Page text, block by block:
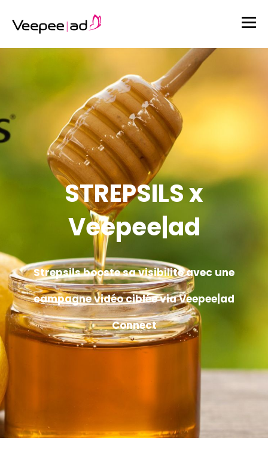
STREPSILS x
Veepee|ad
Strepsils booste sa visibilité avec une
campagne vidéo ciblée via Veepee|ad
Connect